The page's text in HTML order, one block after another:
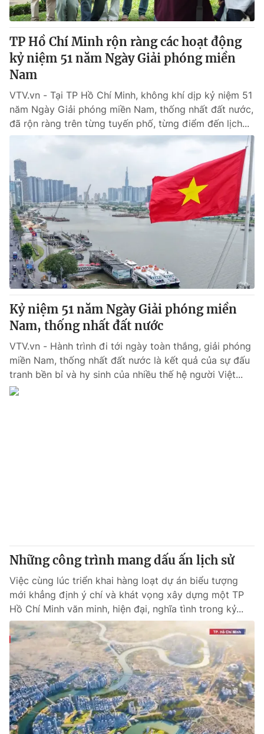
Nguyễn Trọng Ninh
Tổng đài VTV:024.38 355 931 - 024.38 355 932
Ðiện thoại Thời báo VTV: 024.66 897 897
Email:toasoan@vtv.vn
Liên hệ quảng cáo:
® Cấm sao chép dưới mọi hình thức nếu không có sự chấp
thuận bằng văn bản. Ghi rõ nguồn VTV.vn khi phát hành lại
thông tin từ website này.
TP Hồ Chí Minh rộn ràng các hoạt động
kỷ niệm 51 năm Ngày Giải phóng miền
Nam
VTV.vn - Tại TP Hồ Chí Minh, không khí dịp kỷ niệm 51
năm Ngày Giải phóng miền Nam, thống nhất đất nước,
đã rộn ràng trên từng tuyến phố, từng điểm đến lịch...
Kỷ niệm 51 năm Ngày Giải phóng miền
Nam, thống nhất đất nước
VTV.vn - Hành trình đi tới ngày toàn thắng, giải phóng
miền Nam, thống nhất đất nước là kết quả của sự đấu
tranh bền bỉ và hy sinh của nhiều thế hệ người Việt...
Những công trình mang dấu ấn lịch sử
Việc cùng lúc triển khai hàng loạt dự án biểu tượng
mới khẳng định ý chí và khát vọng xây dựng một TP
Hồ Chí Minh văn minh, hiện đại, nghĩa tình trong kỷ...